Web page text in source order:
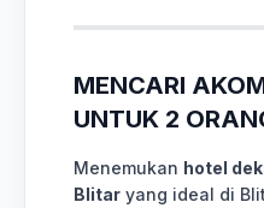
MENCARI
UNTUK 2
Menemukan hotel
Blitar yang ideal di